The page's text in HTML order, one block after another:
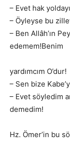
– Evet hak
– Öyleyse bu
– Ben Allâh’ın
edemem!Benim
yardımcım O’dur!
– Sen bize
– Evet söyledim
demedim!
Hz. Ömer’in bu